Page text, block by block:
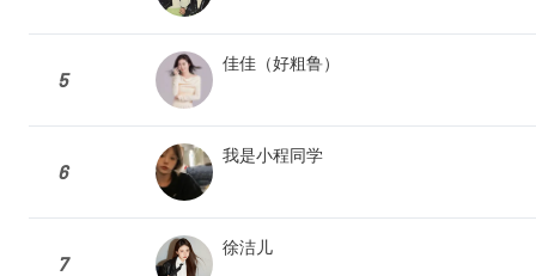
5
佳佳（好粗鲁）
6
我是小程同学
7
徐洁儿